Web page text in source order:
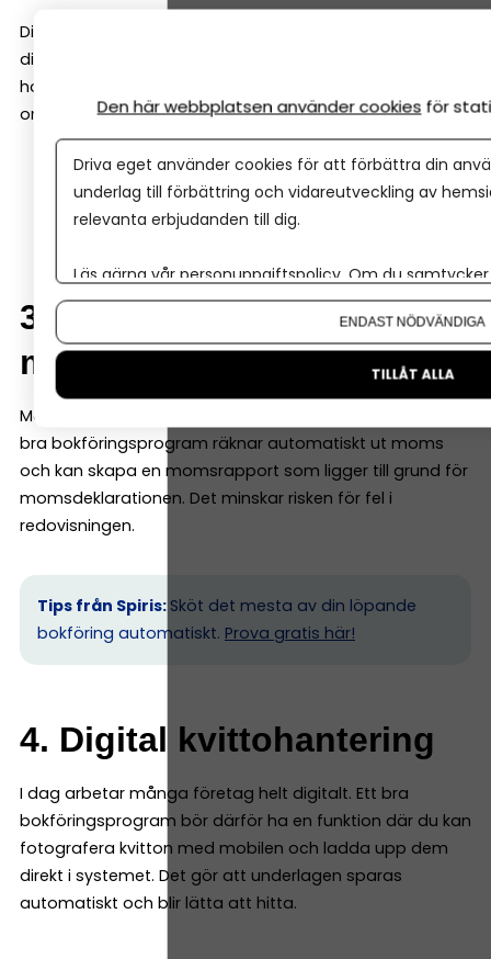
Ditt företag behöver kunna skapa och skicka fakturor
direkt i bokföringsprogrammet. Programmet bör därför
ha en enkel faktureringsfunktion. Det är också en fördel
om programmet kan:
skicka fakturor digitalt (även e-faktura)
hantera påminnelser
registrera betalningar automatiskt
3. Automatisk
momsberäkning
Momsredovisning är en central del av bokföringen. Ett
bra bokföringsprogram räknar automatiskt ut moms
och kan skapa en momsrapport som ligger till grund för
momsdeklarationen. Det minskar risken för fel i
redovisningen.
Tips från Spiris: Sköt det mesta av din löpande
bokföring automatiskt. Prova gratis här!
4. Digital kvittohantering
I dag arbetar många företag helt digitalt. Ett bra
bokföringsprogram bör därför ha en funktion där du kan
fotografera kvitton med mobilen och ladda upp dem
direkt i systemet. Det gör att underlagen sparas
automatiskt och blir lätta att hitta.
Den här webbplatsen använder cookies för
Driva eget använder cookies för att förbättra din
underlag till förbättring och vidareutveckling av
relevanta erbjudanden till dig.
Läs gärna vår personuppgiftspolicy. Om du
Om du vill ändra ditt val i efterhand hittar du den
ENDAST NÖDVÄNDIGA
TILLÅT ALLA